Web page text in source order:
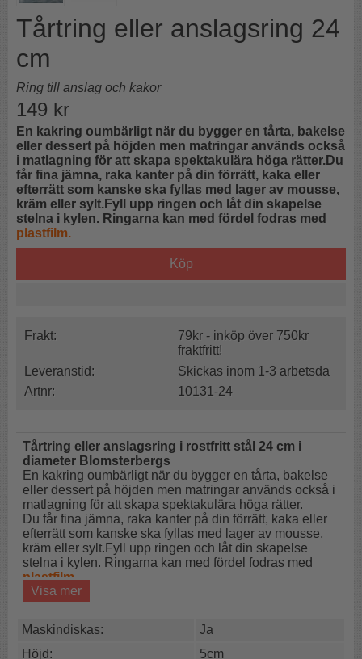
Tårtring eller anslagsring 24
cm
Ring till anslag och kakor
149 kr
En kakring oumbärligt när du bygger en tårta, bakelse
eller dessert på höjden men matringar används också
i matlagning för att skapa spektakulära höga rätter.Du
får fina jämna, raka kanter på din förrätt, kaka eller
efterrätt som kanske ska fyllas med lager av mousse,
kräm eller sylt.Fyll upp ringen och låt din skapelse
stelna i kylen. Ringarna kan med fördel fodras med
plastfilm.
Köp
Frakt:
79kr - inköp över 750kr
fraktfritt!
Leveranstid:
Skickas inom 1-3 arbetsda
Artnr:
10131-24
Tårtring eller anslagsring i rostfritt stål 24 cm i
diameter Blomsterbergs
En kakring oumbärligt när du bygger en tårta, bakelse
eller dessert på höjden men matringar används också i
matlagning för att skapa spektakulära höga rätter.
Du får fina jämna, raka kanter på din förrätt, kaka eller
efterrätt som kanske ska fyllas med lager av mousse,
kräm eller sylt.Fyll upp ringen och låt din skapelse
stelna i kylen. Ringarna kan med fördel fodras med
plastfilm.
Snygga kanter
För mousse mm
Visa mer
Maskindiskas:
Ja
Höjd:
5cm